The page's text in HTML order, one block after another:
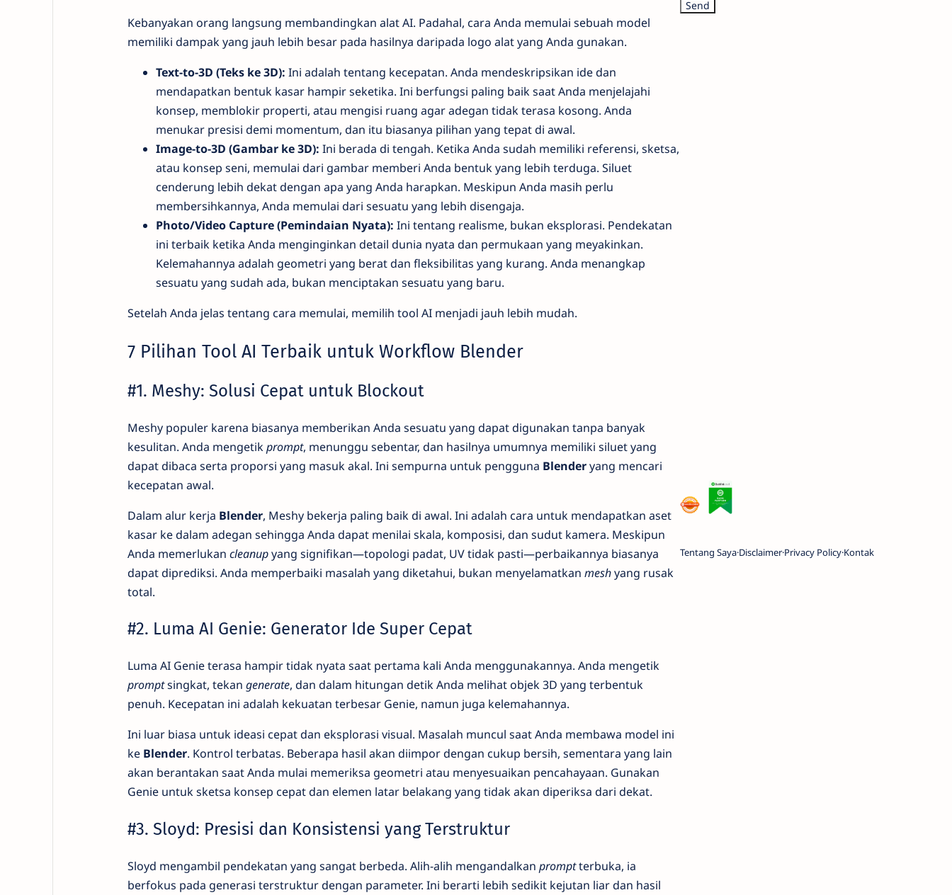
Kebanyakan orang langsung membandingkan alat AI. Padahal, cara Anda memulai sebuah model
memiliki dampak yang jauh lebih besar pada hasilnya daripada logo alat yang Anda gunakan.
Text-to-3D (Teks ke 3D): Ini adalah tentang kecepatan. Anda mendeskripsikan ide dan
mendapatkan bentuk kasar hampir seketika. Ini berfungsi paling baik saat Anda menjelajahi
konsep, memblokir properti, atau mengisi ruang agar adegan tidak terasa kosong. Anda
menukar presisi demi momentum, dan itu biasanya pilihan yang tepat di awal.
Image-to-3D (Gambar ke 3D): Ini berada di tengah. Ketika Anda sudah memiliki referensi, sketsa,
atau konsep seni, memulai dari gambar memberi Anda bentuk yang lebih terduga. Siluet
cenderung lebih dekat dengan apa yang Anda harapkan. Meskipun Anda masih perlu
membersihkannya, Anda memulai dari sesuatu yang lebih disengaja.
Photo/Video Capture (Pemindaian Nyata): Ini tentang realisme, bukan eksplorasi. Pendekatan
ini terbaik ketika Anda menginginkan detail dunia nyata dan permukaan yang meyakinkan.
Kelemahannya adalah geometri yang berat dan fleksibilitas yang kurang. Anda menangkap
sesuatu yang sudah ada, bukan menciptakan sesuatu yang baru.
Setelah Anda jelas tentang cara memulai, memilih tool AI menjadi jauh lebih mudah.
7 Pilihan Tool AI Terbaik untuk Workflow Blender
#1. Meshy: Solusi Cepat untuk Blockout
Meshy populer karena biasanya memberikan Anda sesuatu yang dapat digunakan tanpa banyak
kesulitan. Anda mengetikprompt, menunggu sebentar, dan hasilnya umumnya memiliki siluet yang
dapat dibaca serta proporsi yang masuk akal. Ini sempurna untuk pengguna Blenderyang mencari
kecepatan awal.
Dalam alur kerja Blender, Meshy bekerja paling baik di awal. Ini adalah cara untuk mendapatkan aset
kasar ke dalam adegan sehingga Anda dapat menilai skala, komposisi, dan sudut kamera. Meskipun
Anda memerlukan cleanupyang signifikan—topologi padat, UV tidak pasti—perbaikannya biasanya
dapat diprediksi. Anda memperbaiki masalah yang diketahui, bukan menyelamatkan meshyang rusak
total.
#2. Luma AI Genie: Generator Ide Super Cepat
Luma AI Genie terasa hampir tidak nyata saat pertama kali Anda menggunakannya. Anda mengetik
promptsingkat, tekan generate, dan dalam hitungan detik Anda melihat objek 3D yang terbentuk
penuh. Kecepatan ini adalah kekuatan terbesar Genie, namun juga kelemahannya.
Ini luar biasa untuk ideasi cepat dan eksplorasi visual. Masalah muncul saat Anda membawa model ini
ke Blender. Kontrol terbatas. Beberapa hasil akan diimpor dengan cukup bersih, sementara yang lain
akan berantakan saat Anda mulai memeriksa geometri atau menyesuaikan pencahayaan. Gunakan
Genie untuk sketsa konsep cepat dan elemen latar belakang yang tidak akan diperiksa dari dekat.
#3. Sloyd: Presisi dan Konsistensi yang Terstruktur
Sloyd mengambil pendekatan yang sangat berbeda. Alih-alih mengandalkan promptterbuka, ia
berfokus pada generasi terstruktur dengan parameter. Ini berarti lebih sedikit kejutan liar dan hasil
Tentang SayaDisclaimerPrivacy PolicyKontak